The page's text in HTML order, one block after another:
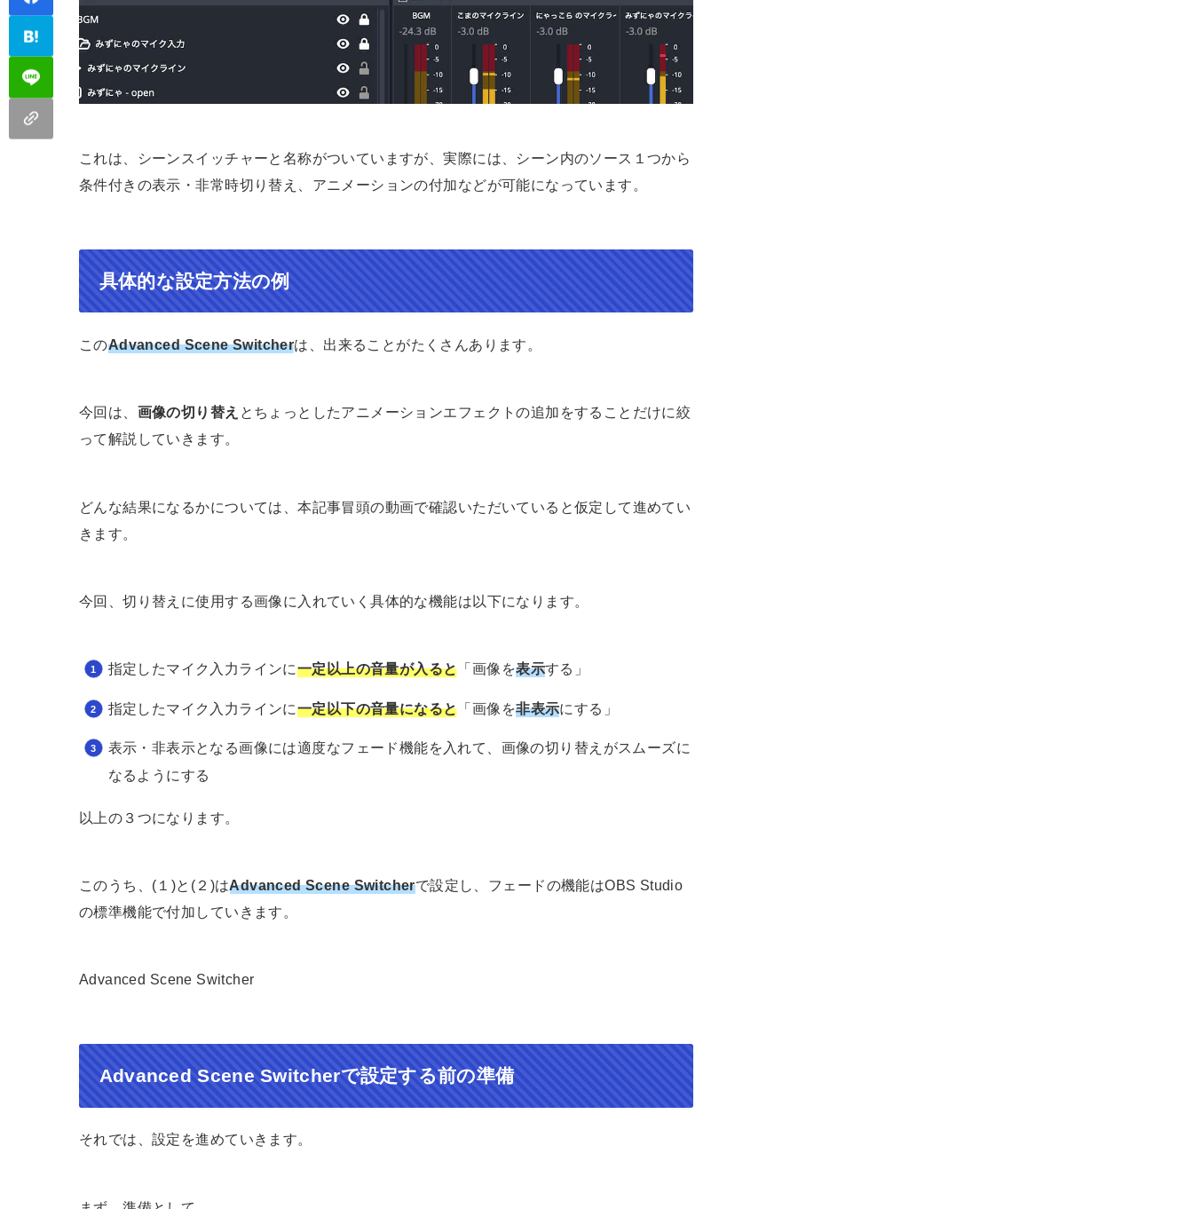
これは、シーンスイッチャーと名称がついていますが、実際には、シーン内のソース１つから
条件付きの表示・非常時切り替え、アニメーションの付加などが可能になっています。
具体的な設定方法の例
このAdvanced Scene Switcherは、出来ることがたくさんあります。
今回は、 画像の切り替え とちょっとしたアニメーションエフェクトの追加をすることだけに絞
って解説していきます。
どんな結果になるかについては、本記事冒頭の動画で確認いただいていると仮定して進めてい
きます。
今回、切り替えに使用する画像に入れていく具体的な機能は以下になります。
指定したマイク入力ラインに一定以上の音量が入ると 「画像を表示する」
指定したマイク入力ラインに一定以下の音量になると 「画像を非表示にする」
表示・非表示となる画像には適度なフェード機能を入れて、画像の切り替えがスムーズに
なるようにする
以上の３つになります。
このうち、(１)と(２)はAdvanced Scene Switcherで設定し、フェードの機能はOBS Studio
の標準機能で付加していきます。
Advanced Scene Switcher
Advanced Scene Switcherで設定する前の準備
それでは、設定を進めていきます。